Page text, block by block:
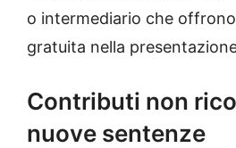
o intermediario che
gratuita nella
Contributi non
nuove sentenze